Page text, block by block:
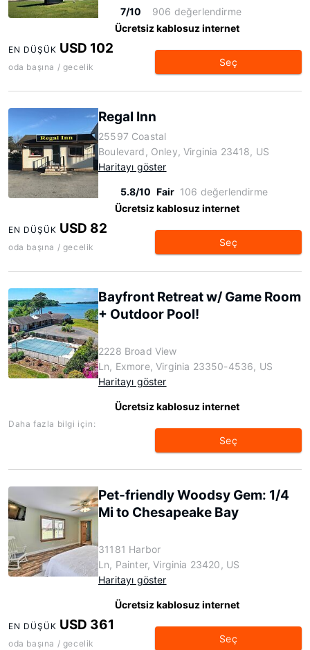
7/10
906 değerlendirme
Ücretsiz kablosuz internet
EN DÜŞÜK USD 102
oda başına / gecelik Seç
Regal Inn
25597 Coastal
Boulevard, Onley, Virginia 23418, US
Haritayı göster
5.8/10 Fair 106 değerlendirme
Ücretsiz kablosuz internet
EN DÜŞÜK USD 82
oda başına / gecelik Seç
Bayfront Retreat w/ Game Room
+ Outdoor Pool!
2228 Broad View
Ln, Exmore, Virginia 23350-4536, US
Haritayı göster
Ücretsiz kablosuz internet
Daha fazla bilgi için:
Seç
Pet-friendly Woodsy Gem: 1/4
Mi to Chesapeake Bay
31181 Harbor
Ln, Painter, Virginia 23420, US
Haritayı göster
Ücretsiz kablosuz internet
EN DÜŞÜK USD 361
oda başına / gecelik Seç